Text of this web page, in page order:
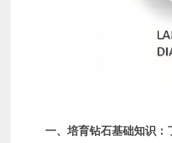
一、 培育钻石基础知识：